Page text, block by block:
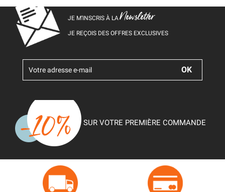
JE M’INSCRIS À LANewsletter
JE REÇOIS DES OFFRES EXCLUSIVES
SUR VOTRE PREMIÈRE COMMANDE